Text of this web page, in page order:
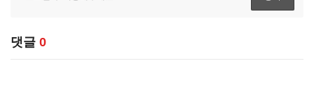
댓글 0